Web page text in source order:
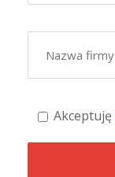
Akceptuję